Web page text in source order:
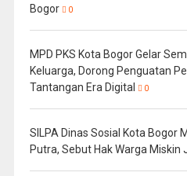
Bogor
0
MPD PKS Kota Bogor Gelar
Keluarga, Dorong Penguatan
Tantangan Era Digital
0
SILPA Dinas Sosial Kota Bogor
Putra, Sebut Hak Warga Miskin